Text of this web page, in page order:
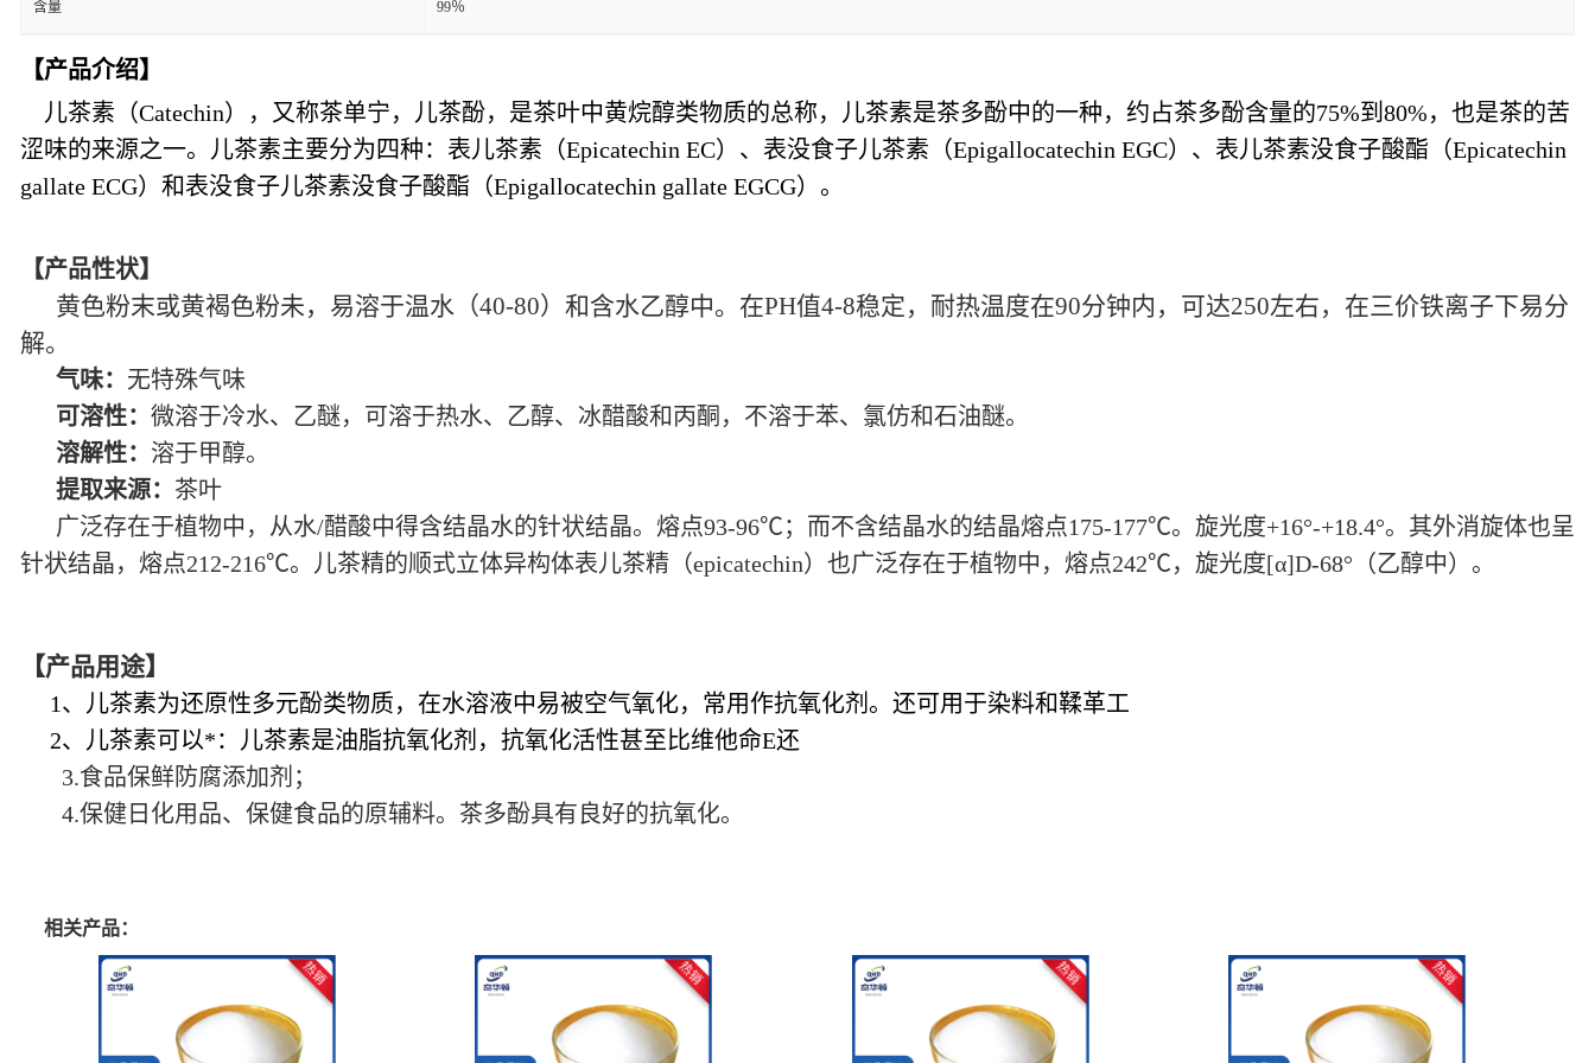
含量 99％
【产品介绍】
儿茶素（Catechin），又称茶单宁，儿茶酚，是茶叶中黄烷醇类物质的总称，儿茶素是茶多酚中的一种，约占茶多酚含量的75%到80%，也是茶的苦
涩味的来源之一。儿茶素主要分为四种：表儿茶素（Epicatechin EC）、表没食子儿茶素（Epigallocatechin EGC）、表儿茶素没食子酸酯（Epicatechin
gallate ECG）和表没食子儿茶素没食子酸酯（Epigallocatechin gallate EGCG）。
【产品性状】
黄色粉末或黄褐色粉未，易溶于温水（40-80）和含水乙醇中。在PH值4-8稳定，耐热温度在90分钟内，可达250左右，在三价铁离子下易分
解。
气味： 无特殊气味
可溶性： 微溶于冷水、乙醚，可溶于热水、乙醇、冰醋酸和丙酮，不溶于苯、氯仿和石油醚。
溶解性： 溶于甲醇。
提取来源： 茶叶
广泛存在于植物中，从水/醋酸中得含结晶水的针状结晶。熔点93-96℃；而不含结晶水的结晶熔点175-177℃。旋光度+16°-+18.4°。其外消旋体也呈
针状结晶，熔点212-216℃。儿茶精的顺式立体异构体表儿茶精（epicatechin）也广泛存在于植物中，熔点242℃，旋光度[α]D-68°（乙醇中）。
【产品用途】
1、儿茶素为还原性多元酚类物质，在水溶液中易被空气氧化，常用作抗氧化剂。还可用于染料和鞣革工
2、儿茶素可以*：儿茶素是油脂抗氧化剂，抗氧化活性甚至比维他命E还
3.食品保鲜防腐添加剂；
4.保健日化用品、保健食品的原辅料。茶多酚具有良好的抗氧化。
相关产品：